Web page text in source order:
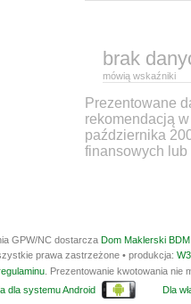
brak
mówią wskaźniki
Prezentowane
rekomendacją
października
finansowych lub
GPW/NC dostarcza Dom Maklerski
prawa zastrzeżone • produkcja:
. Prezentowanie kwotowania
dla systemu Android Dla